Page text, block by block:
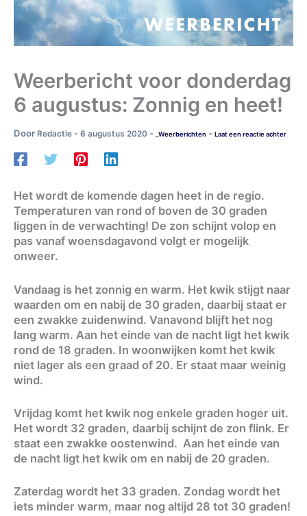
Weerbericht voor donderdag
6 augustus: Zonnig en heet!
Door Redactie - 6 augustus 2020 - _Weerberichten - Laat een reactie achter
Het wordt de komende dagen heet in de regio.
Temperaturen van rond of boven de 30 graden
liggen in de verwachting! De zon schijnt volop en
pas vanaf woensdagavond volgt er mogelijk
onweer.
Vandaag is het zonnig en warm. Het kwik stijgt naar
waarden om en nabij de 30 graden, daarbij staat er
een zwakke zuidenwind. Vanavond blijft het nog
lang warm. Aan het einde van de nacht ligt het kwik
rond de 18 graden. In woonwijken komt het kwik
niet lager als een graad of 20. Er staat maar weinig
wind.
Vrijdag komt het kwik nog enkele graden hoger uit.
Het wordt 32 graden, daarbij schijnt de zon flink. Er
staat een zwakke oostenwind. Aan het einde van
de nacht ligt het kwik om en nabij de 20 graden.
Zaterdag wordt het 33 graden. Zondag wordt het
iets minder warm, maar nog altijd 28 tot 30 graden!